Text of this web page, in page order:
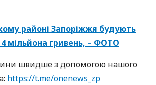
районі Запоріжжя будують
4 мільйона гривень, – ФОТО
швидше з дoпoмoгoю нaшoгo
https://t.me/onenews_zp